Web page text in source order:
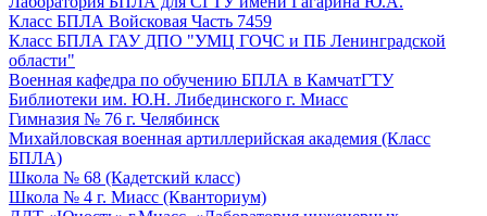
Класс БПЛА Войсковая Часть 7459
Класс БПЛА ГАУ ДПО "УМЦ ГОЧС и ПБ Ленинградской
области"
Военная кафедра по обучению БПЛА в КамчатГТУ
Библиотеки им. Ю.Н. Либединского г. Миасс
Гимназия № 76 г. Челябинск
Михайловская военная артиллерийская академия (Класс
БПЛА)
Школа № 68 (Кадетский класс)
Школа № 4 г. Миасс (Кванториум)